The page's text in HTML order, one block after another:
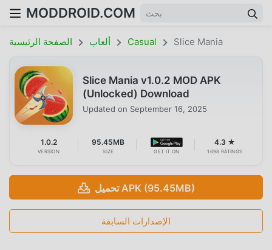
MODDROID.COM
الصفحة الرئيسية ألعاب Casual Slice Mania
Slice Mania v1.0.2 MOD APK
(Unlocked) Download
Updated on September 16, 2025
1.0.2
VERSION
95.45MB
SIZE GET IT ON
4.3 ★
1698 RATINGS
تحميل APK (95.45MB)
الإصدارات السابقة